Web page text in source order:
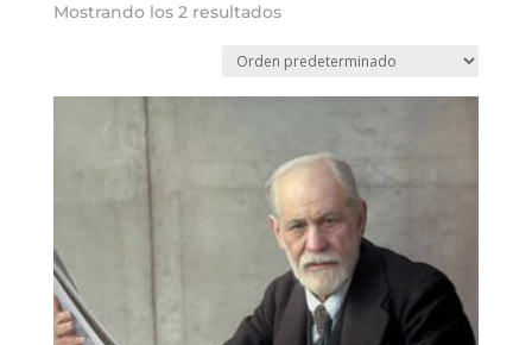
Mostrando los 2 resultados